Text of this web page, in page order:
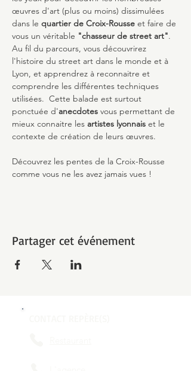
œuvres d'art (plus ou moins) dissimulées
dans le quartier de Croix-Rousse et faire de
vous un véritable "chasseur de street art".
Au fil du parcours, vous découvrirez
l'histoire du street art dans le monde et à
Lyon, et apprendrez à reconnaitre et
comprendre les différentes techniques
utilisées.  Cette balade est surtout
ponctuée d'anecdotes vous permettant de
mieux connaitre les artistes lyonnais et le
contexte de création de leurs œuvres.
Découvrez les pentes de la Croix-Rousse
comme vous ne les avez jamais vues !
Partager cet événement